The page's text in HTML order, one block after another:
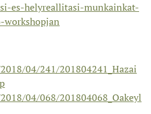
es-helyreallitasi-munkainkat-
04/241/201804241_Hazai
04/068/201804068_Oakeyl